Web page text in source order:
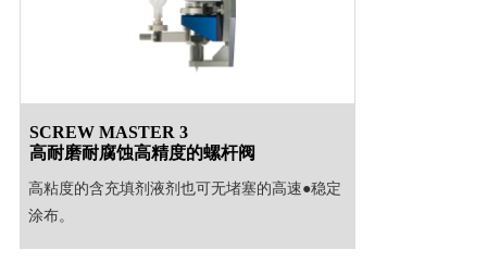
SCREW MASTER 3
高耐磨耐腐蚀高精度的螺杆阀
高粘度的含充填剂液剂也可无堵塞的高速●稳定
涂布。